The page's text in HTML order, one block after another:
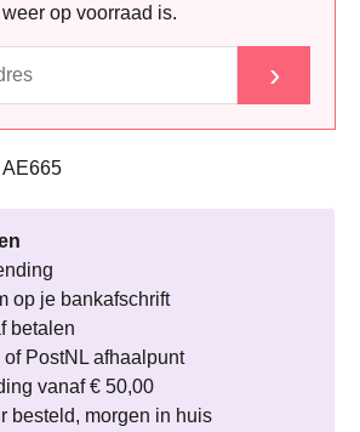
op voorraad is.
›
AE665
op je bankafschrift
betalen
PostNL afhaalpunt
vanaf € 50,00
besteld, morgen in huis